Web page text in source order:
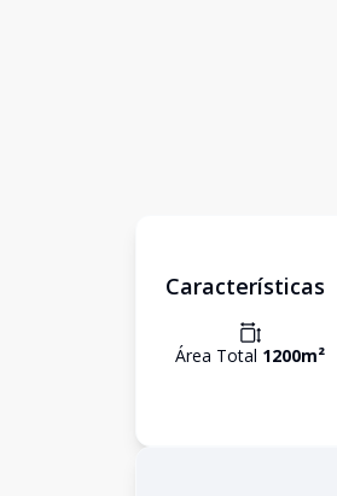
Características
Área Total 1200m²